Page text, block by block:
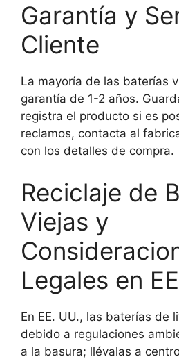
Garantía y
Cliente
La mayoría de las baterías
garantía de 1-2 años.
registra el producto si es
reclamos, contacta al
con los detalles de compra.
Reciclaje de
Viejas y
Legales en
En EE. UU., las baterías de
debido a regulaciones
a la basura; llévalas a